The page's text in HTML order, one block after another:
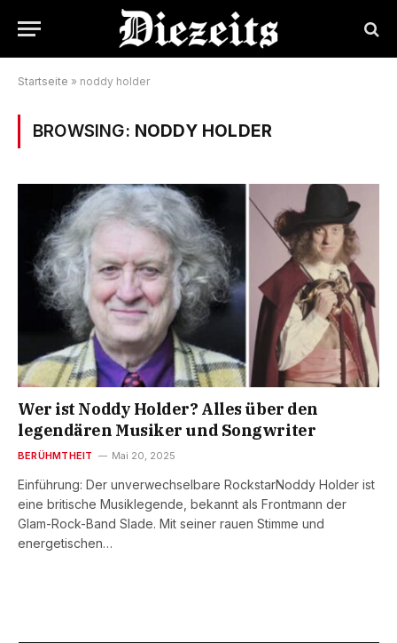
Startseite » noddy holder
BROWSING: NODDY HOLDER
Wer ist Noddy Holder? Alles über den
legendären Musiker und Songwriter
BERÜHMTHEIT Mai 20, 2025
Einführung: Der unverwechselbare RockstarNoddy Holder ist
eine britische Musiklegende, bekannt als Frontmann der
Glam-Rock-Band Slade. Mit seiner rauen Stimme und
energetischen…